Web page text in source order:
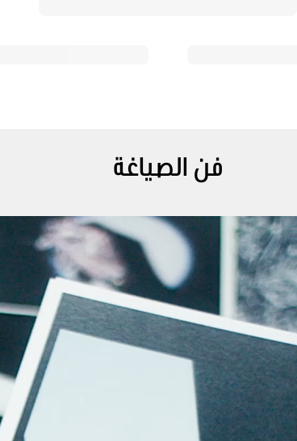
فن الصياغة